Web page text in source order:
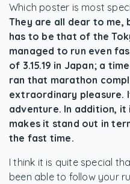
Which poster is most
They are all dear to me,
has to be that of the
managed to run even
of 3.15.19 in Japan; a
ran that marathon
extraordinary pleasure.
adventure. In addition, it
makes it stand out in
the fast time.
I think it is quite special
been able to follow your